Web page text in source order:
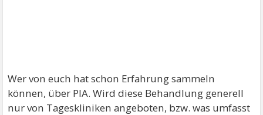
Wer von euch hat schon Erfahrung sammeln
können, über PIA. Wird diese Behandlung generell
nur von Tageskliniken angeboten, bzw. was umfasst